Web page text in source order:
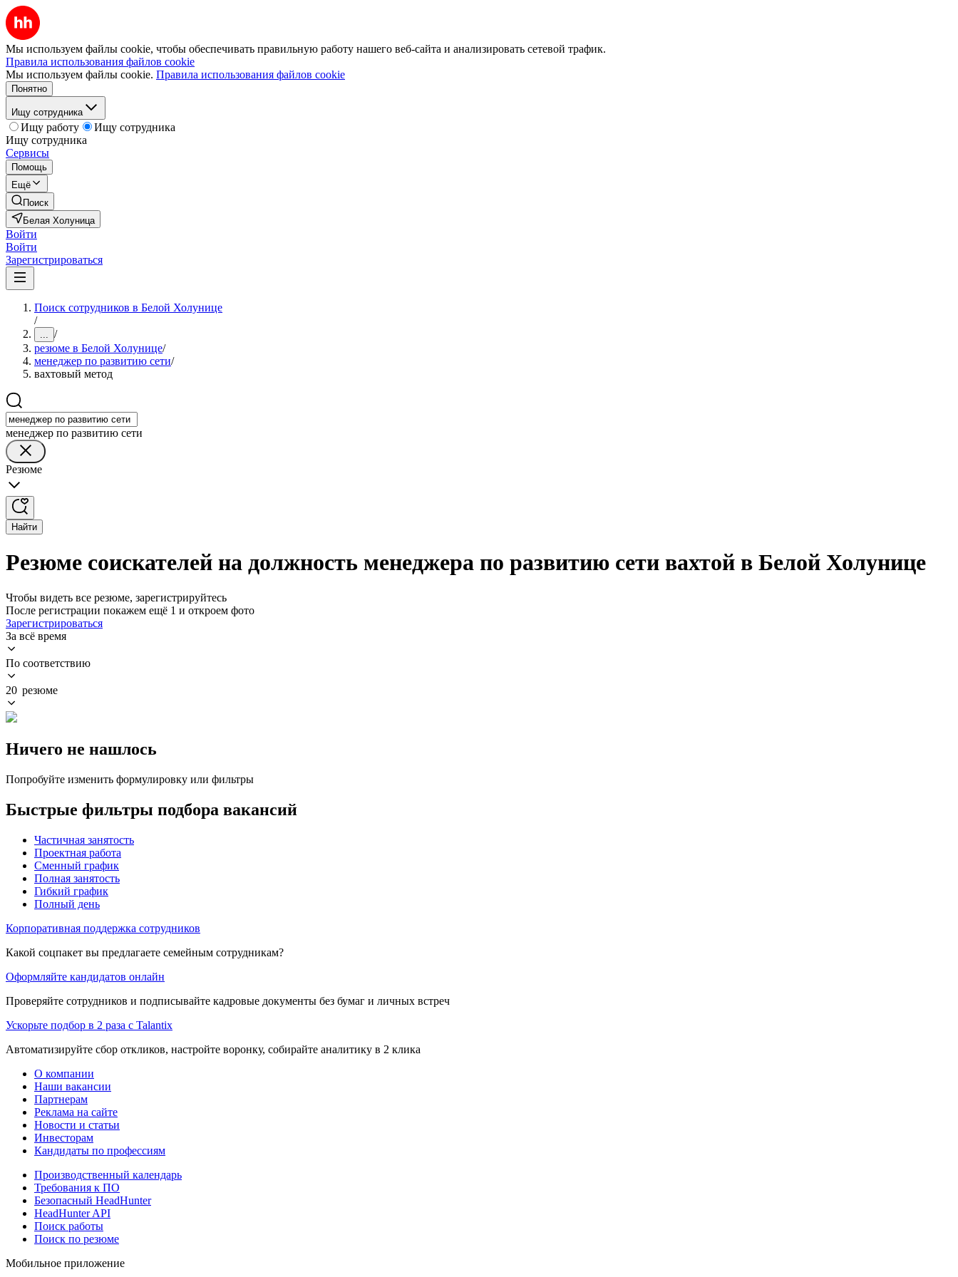
Мы используем файлы cookie, чтобы обеспечивать правильную работу нашего веб-сайта и анализировать сетевой трафик.
Правила использования файлов cookie
Мы используем файлы cookie. Правила использования файлов cookie
Понятно
Ищу сотрудника
Ищу работу
Ищу сотрудника
Ищу сотрудника
Сервисы
Помощь
Ещё
Поиск
Белая Холуница
Войти
Войти
Зарегистрироваться
Поиск сотрудников в Белой Холунице
/
... /
резюме в Белой Холунице/
менеджер по развитию сети/
вахтовый метод
менеджер по развитию сети
Резюме
Найти
Резюме соискателей на должность менеджера по развитию сети вахтой в Белой Холунице
Чтобы видеть все резюме, зарегистрируйтесь
После регистрации покажем ещё 1 и откроем фото
Зарегистрироваться
За всё время
По соответствию
20 резюме
Ничего не нашлось
Попробуйте изменить формулировку или фильтры
Быстрые фильтры подбора вакансий
Частичная занятость
Проектная работа
Сменный график
Полная занятость
Гибкий график
Полный день
Корпоративная поддержка сотрудников
Какой соцпакет вы предлагаете семейным сотрудникам?
Оформляйте кандидатов онлайн
Проверяйте сотрудников и подписывайте кадровые документы без бумаг и личных встреч
Ускорьте подбор в 2 раза с Talantix
Автоматизируйте сбор откликов, настройте воронку, собирайте аналитику в 2 клика
О компании
Наши вакансии
Партнерам
Реклама на сайте
Новости и статьи
Инвесторам
Кандидаты по профессиям
Производственный календарь
Требования к ПО
Безопасный HeadHunter
HeadHunter API
Поиск работы
Поиск по резюме
Мобильное приложение